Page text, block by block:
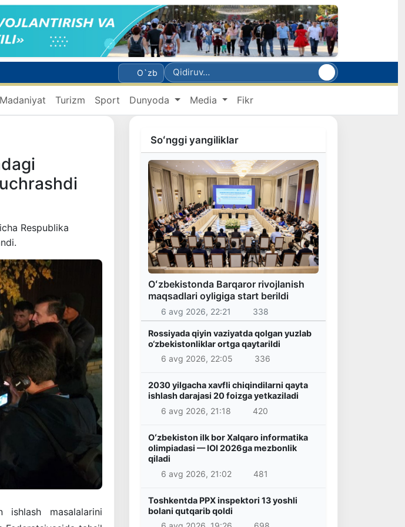
O`zb
Madaniyat Turizm Sport Dunyoda Media Fikr
Respublika
masalalarini
Soʻnggi yangiliklar
Oʻzbekistonda Barqaror rivojlanish
maqsadlari oyligiga start berildi
6 avg 2026, 22:21 338
Rossiyada qiyin vaziyatda qolgan yuzlab
o‘zbekistonliklar ortga qaytarildi
6 avg 2026, 22:05
336
2030 yilgacha xavfli chiqindilarni qayta
ishlash darajasi 20 foizga yetkaziladi
6 avg 2026, 21:18
420
Oʻzbekiston ilk bor Xalqaro informatika
olimpiadasi — IOI 2026ga mezbonlik
qiladi
6 avg 2026, 21:02
481
Toshkentda PPX inspektori 13 yoshli
bolani qutqarib qoldi